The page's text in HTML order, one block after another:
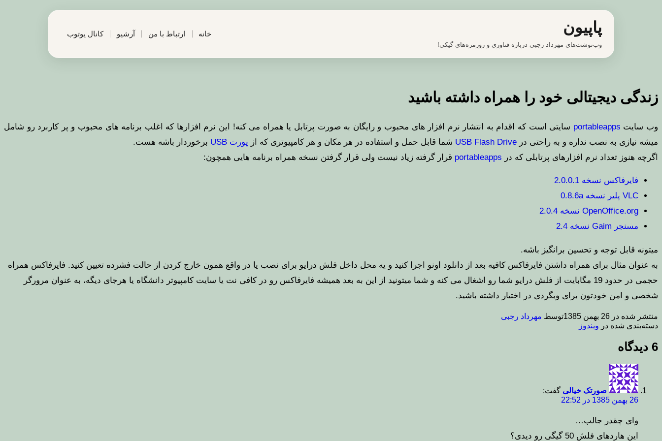
پاپیون
وب‌نوشت‌های مهرداد رجبی درباره فناوری و روزمره‌های گیکی!
خانه ارتباط با من آرشیو کانال یوتوب
زندگی دیجیتالی خود را همراه داشته باشید
وب سایت portableapps سایتی است که اقدام به انتشار نرم افزار های محبوب و رایگان به صورت پرتابل یا همراه می کنه! این نرم افزارها که اغلب برنامه های محبوب و پر کاربرد رو شامل
میشه نیازی به نصب نداره و به راحتی در USB Flash Drive شما قابل حمل و استفاده در هر مکان و هر کامپیوتری که از پورت USB
برخوردار باشه هست.
اگرچه هنوز تعداد نرم افزارهای پرتابلی که در portableapps قرار گرفته زیاد نیست ولی قرار گرفتن نسخه همراه برنامه هایی همچون:
فایرفاکس نسخه 2.0.0.1
VLC پلیر نسخه 0.8.6a
OpenOffice.org نسخه 2.0.4
مسنجر Gaim نسخه 2.4
میتونه قابل توجه و تحسین برانگیز باشه.
به عنوان مثال برای همراه داشتن فایرفاکس کافیه بعد از دانلود اونو اجرا کنید و یه محل داخل فلش درایو برای نصب یا در واقع همون خارج کردن از حالت فشرده تعیین کنید. فایرفاکس همراه
حجمی در حدود 19 مگابایت از فلش درایو شما رو اشغال می کنه و شما میتونید از این به بعد همیشه فایرفاکس رو در کافی نت یا سایت کامپیوتر دانشگاه یا هرجای دیگه، به عنوان مرورگر
شخصی و امن خودتون برای وبگردی در اختیار داشته باشید.
منتشر شده در 26 بهمن 1385 توسط مهرداد رجبی
دسته‌بندی شده در ویندوز
6 دیدگاه
صورتک خیالی گفت:
26 بهمن 1385 در 22:52
وای چقدر جالب…
این هاردهای فلش 50 گیگی رو دیدی؟